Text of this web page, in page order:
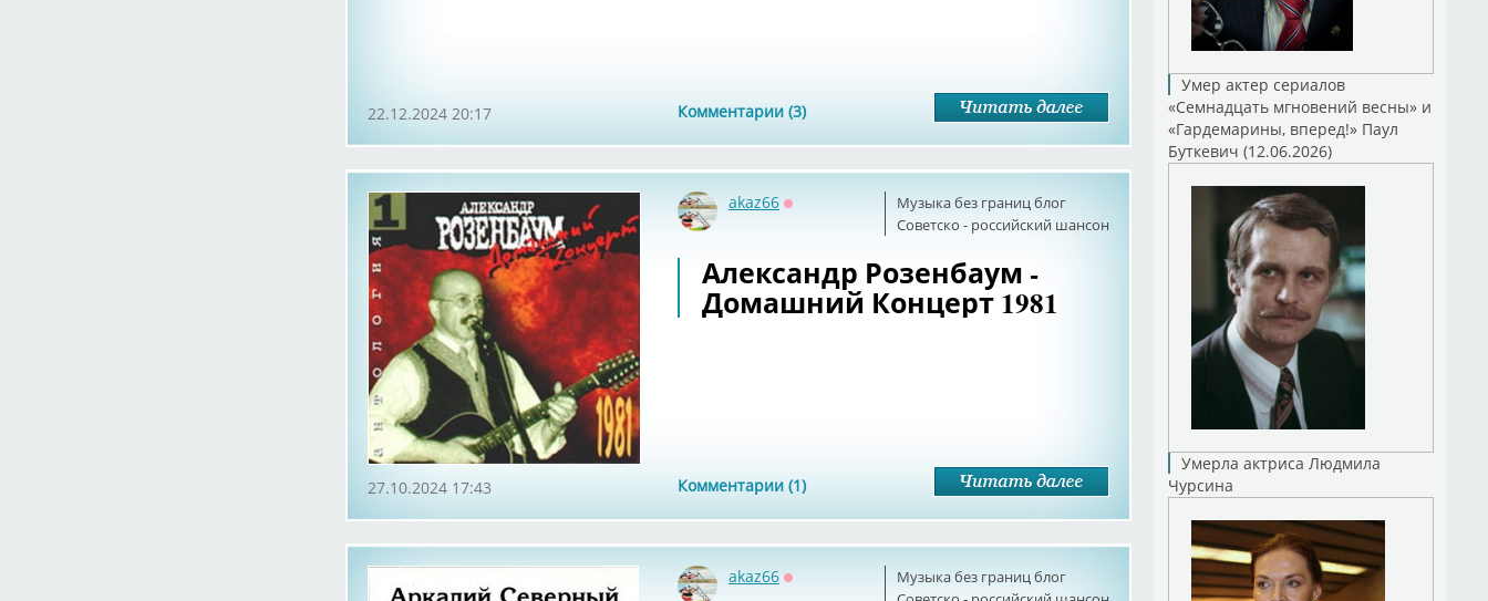
Комментарии (3)
22.12.2024 20:17
Музыка без границ блог
Советскo - российский шансон
akaz66
Александр Розенбаум -
Домашний Концерт 1981
Комментарии (1)
27.10.2024 17:43
Музыка без границ блог
akaz66
Умер актер сериалов
«Семнадцать мгновений весны» и
«Гардемарины, вперед!» Паул
Буткевич (12.06.2026)
Умерла актриса Людмила
Чурсина